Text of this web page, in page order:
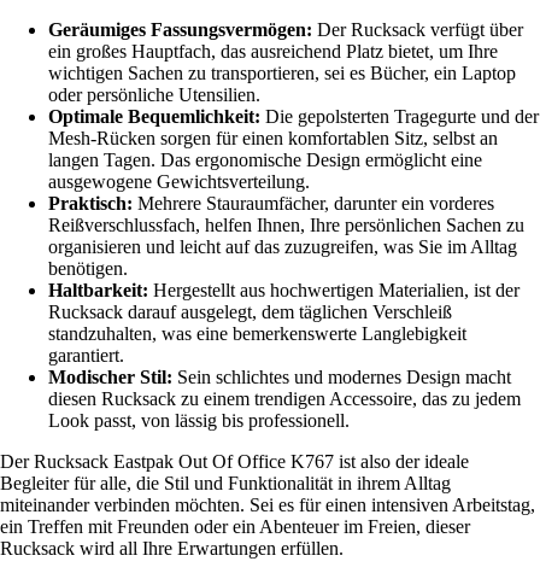
Geräumiges Fassungsvermögen: Der Rucksack verfügt über
ein großes Hauptfach, das ausreichend Platz bietet, um Ihre
wichtigen Sachen zu transportieren, sei es Bücher, ein Laptop
oder persönliche Utensilien.
Optimale Bequemlichkeit: Die gepolsterten Tragegurte und der
Mesh-Rücken sorgen für einen komfortablen Sitz, selbst an
langen Tagen. Das ergonomische Design ermöglicht eine
ausgewogene Gewichtsverteilung.
Praktisch: Mehrere Stauraumfächer, darunter ein vorderes
Reißverschlussfach, helfen Ihnen, Ihre persönlichen Sachen zu
organisieren und leicht auf das zuzugreifen, was Sie im Alltag
benötigen.
Haltbarkeit: Hergestellt aus hochwertigen Materialien, ist der
Rucksack darauf ausgelegt, dem täglichen Verschleiß
standzuhalten, was eine bemerkenswerte Langlebigkeit
garantiert.
Modischer Stil: Sein schlichtes und modernes Design macht
diesen Rucksack zu einem trendigen Accessoire, das zu jedem
Look passt, von lässig bis professionell.
Der Rucksack Eastpak Out Of Office K767 ist also der ideale
Begleiter für alle, die Stil und Funktionalität in ihrem Alltag
miteinander verbinden möchten. Sei es für einen intensiven Arbeitstag,
ein Treffen mit Freunden oder ein Abenteuer im Freien, dieser
Rucksack wird all Ihre Erwartungen erfüllen.